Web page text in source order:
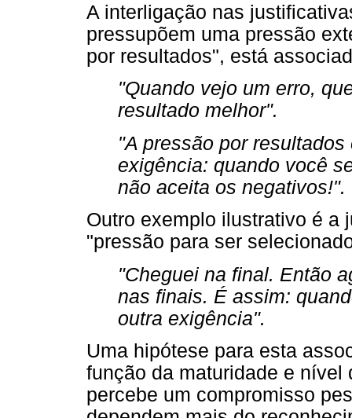
A interligação nas
pressupõem uma pressão
por resultados", está
"Quando vejo um erro,
resultado melhor".
"A pressão por
exigência: quando você
não aceita os negativos!".
Outro exemplo ilustrativo é a
"pressão para ser
"Cheguei na final. Então
nas finais. É assim:
outra exigência".
Uma hipótese para esta
função da maturidade e
percebe um compromisso